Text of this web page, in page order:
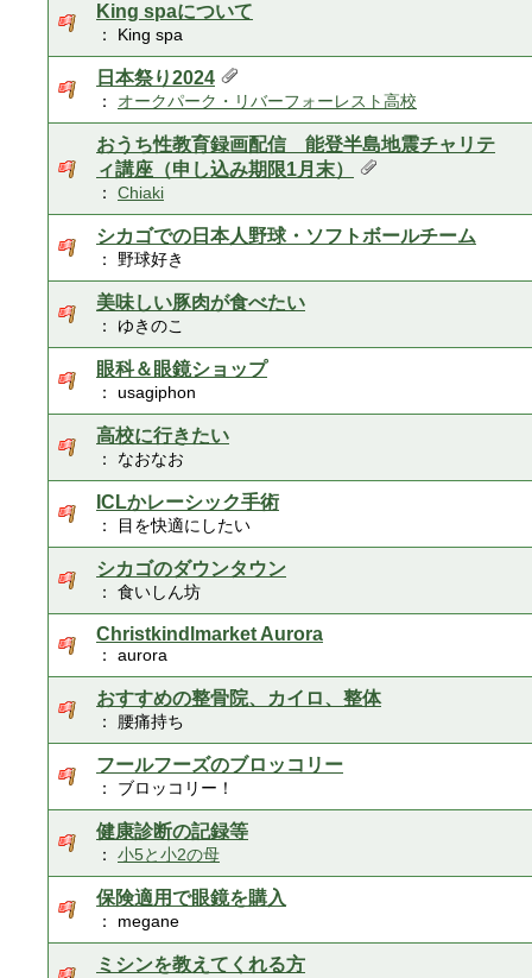
King spaについて
： King spa
日本祭り2024
： オークパーク・リバーフォーレスト高校
おうち性教育録画配信 能登半島地震チャリテ
ィ講座（申し込み期限1月末）
： Chiaki
シカゴでの日本人野球・ソフトボールチーム
： 野球好き
美味しい豚肉が食べたい
： ゆきのこ
眼科＆眼鏡ショップ
： usagiphon
高校に行きたい
： なおなお
ICLかレーシック手術
： 目を快適にしたい
シカゴのダウンタウン
： 食いしん坊
Christkindlmarket Aurora
： aurora
おすすめの整骨院、カイロ、整体
： 腰痛持ち
フールフーズのブロッコリー
： ブロッコリー！
健康診断の記録等
： 小5と小2の母
保険適用で眼鏡を購入
： megane
ミシンを教えてくれる方